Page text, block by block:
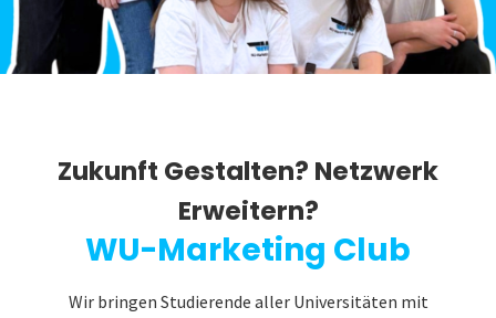
Zukunft Gestalten? Netzwerk
Erweitern?
WU-Marketing Club
Wir bringen Studierende aller Universitäten mit